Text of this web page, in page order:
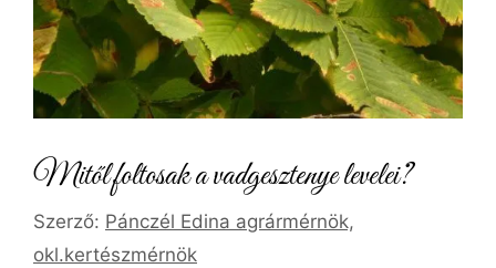
Mitől foltosak a vadgesztenye levelei?
Szerző: Pánczél Edina agrármérnök,
okl.kertészmérnök